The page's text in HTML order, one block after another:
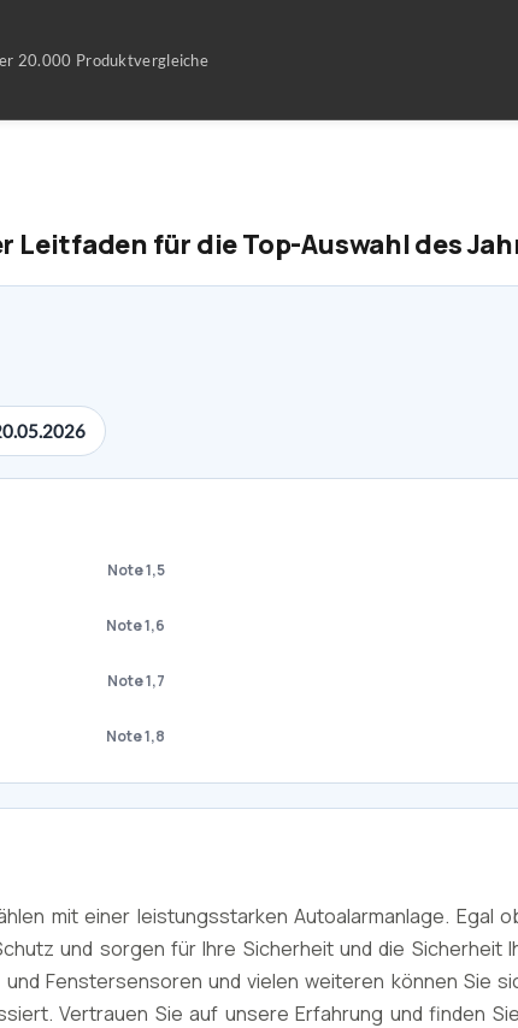
Leitfaden für die Top-Auswahl des
Note 1,5
Note 1,6
Note 1,7
Note 1,8
mit einer leistungsstarken Autoalarmanlage. Egal
und sorgen für Ihre Sicherheit und die Sicherheit
Fenstersensoren und vielen weiteren können Sie
Vertrauen Sie auf unsere Erfahrung und finden